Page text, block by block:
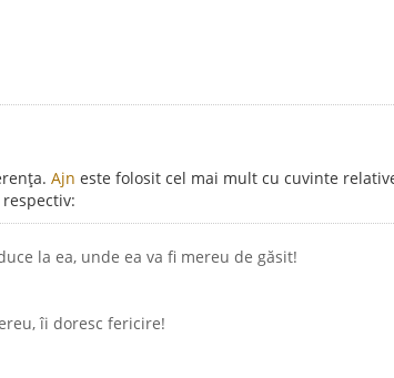
Ajn este folosit cel mai mult cu cuvinte
la ea, unde ea va fi mereu de găsit!
îi doresc fericire!